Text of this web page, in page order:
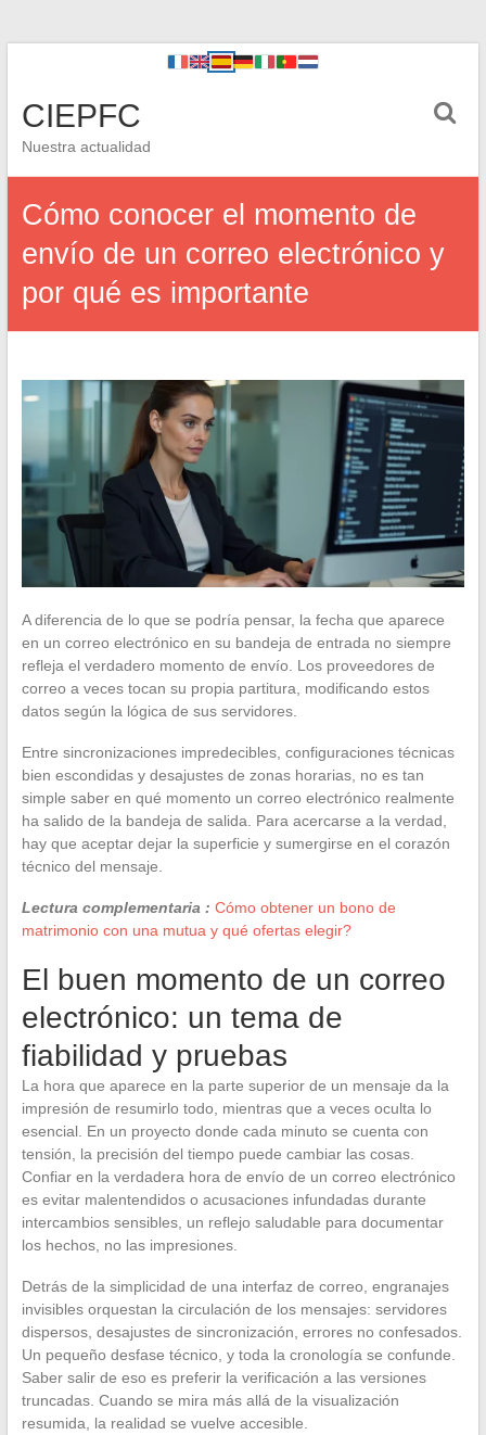
CIEPFC
Nuestra actualidad
Cómo conocer el momento de
envío de un correo electrónico y
por qué es importante
A diferencia de lo que se podría pensar, la fecha que aparece
en un correo electrónico en su bandeja de entrada no siempre
refleja el verdadero momento de envío. Los proveedores de
correo a veces tocan su propia partitura, modificando estos
datos según la lógica de sus servidores.
Entre sincronizaciones impredecibles, configuraciones técnicas
bien escondidas y desajustes de zonas horarias, no es tan
simple saber en qué momento un correo electrónico realmente
ha salido de la bandeja de salida. Para acercarse a la verdad,
hay que aceptar dejar la superficie y sumergirse en el corazón
técnico del mensaje.
Lectura complementaria : Cómo obtener un bono de
matrimonio con una mutua y qué ofertas elegir?
El buen momento de un correo
electrónico: un tema de
fiabilidad y pruebas
La hora que aparece en la parte superior de un mensaje da la
impresión de resumirlo todo, mientras que a veces oculta lo
esencial. En un proyecto donde cada minuto se cuenta con
tensión, la precisión del tiempo puede cambiar las cosas.
Confiar en la verdadera hora de envío de un correo electrónico
es evitar malentendidos o acusaciones infundadas durante
intercambios sensibles, un reflejo saludable para documentar
los hechos, no las impresiones.
Detrás de la simplicidad de una interfaz de correo, engranajes
invisibles orquestan la circulación de los mensajes: servidores
dispersos, desajustes de sincronización, errores no confesados.
Un pequeño desfase técnico, y toda la cronología se confunde.
Saber salir de eso es preferir la verificación a las versiones
truncadas. Cuando se mira más allá de la visualización
resumida, la realidad se vuelve accesible.